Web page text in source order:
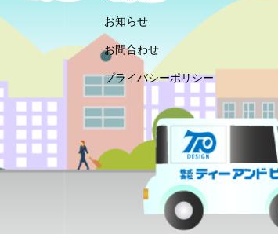
お知らせ
お問合わせ
プライバシーポリシー